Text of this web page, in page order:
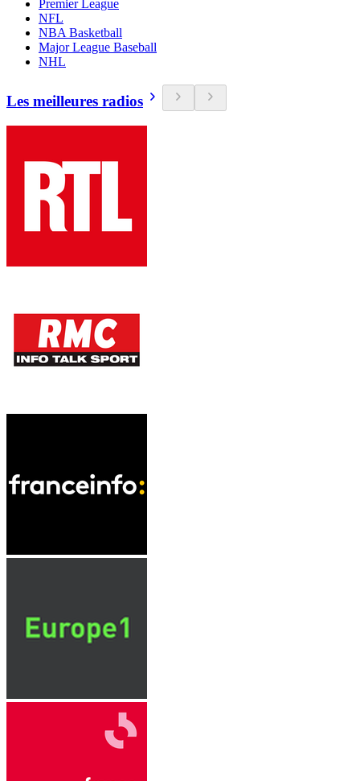
Premier League
NFL
NBA Basketball
Major League Baseball
NHL
Les meilleures radios